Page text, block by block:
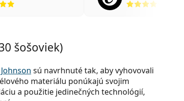
šošoviek)
sú navrhnuté tak, aby vyhovovali
materiálu ponúkajú svojim
a použitie jedinečných technológií,